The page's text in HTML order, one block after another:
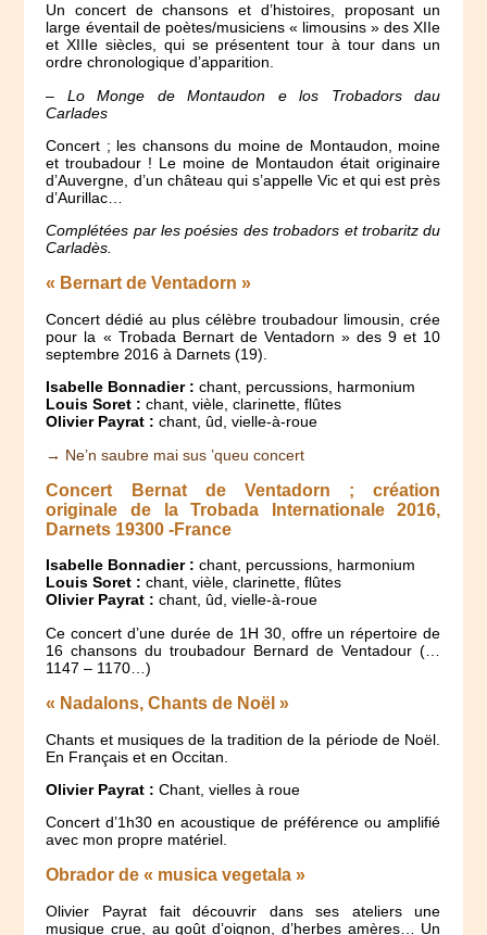
Un concert de chansons et d’histoires, proposant un
large éventail de poètes/musiciens « limousins » des XIIe
et XIIIe siècles, qui se présentent tour à tour dans un
ordre chronologique d’apparition.
– Lo Monge de Montaudon e los Trobadors dau
Carlades
Concert ; les chansons du moine de Montaudon, moine
et troubadour ! Le moine de Montaudon était originaire
d’Auvergne, d’un château qui s’appelle Vic et qui est près
d’Aurillac…
Complétées par les poésies des trobadors et trobaritz du
Carladès.
« Bernart de Ventadorn »
Concert dédié au plus célèbre troubadour limousin, crée
pour la « Trobada Bernart de Ventadorn » des 9 et 10
septembre 2016 à Darnets (19).
Isabelle Bonnadier : chant, percussions, harmonium
Louis Soret : chant, vièle, clarinette, flûtes
Olivier Payrat : chant, ûd, vielle-à-roue
→ Ne’n saubre mai sus ’queu concert
Concert Bernat de Ventadorn ; création
originale de la Trobada Internationale 2016,
Darnets 19300 -France
Isabelle Bonnadier : chant, percussions, harmonium
Louis Soret : chant, vièle, clarinette, flûtes
Olivier Payrat : chant, ûd, vielle-à-roue
Ce concert d’une durée de 1H 30, offre un répertoire de
16 chansons du troubadour Bernard de Ventadour (…
1147 – 1170…)
« Nadalons,Chants de Noël »
Chants et musiques de la tradition de la période de Noël.
En Français et en Occitan.
Olivier Payrat : Chant, vielles à roue
Concert d’1h30 en acoustique de préférence ou amplifié
avec mon propre matériel.
Obrador de « musica vegetala »
Olivier Payrat fait découvrir dans ses ateliers une
musique crue, au goût d’oignon, d’herbes amères… Un